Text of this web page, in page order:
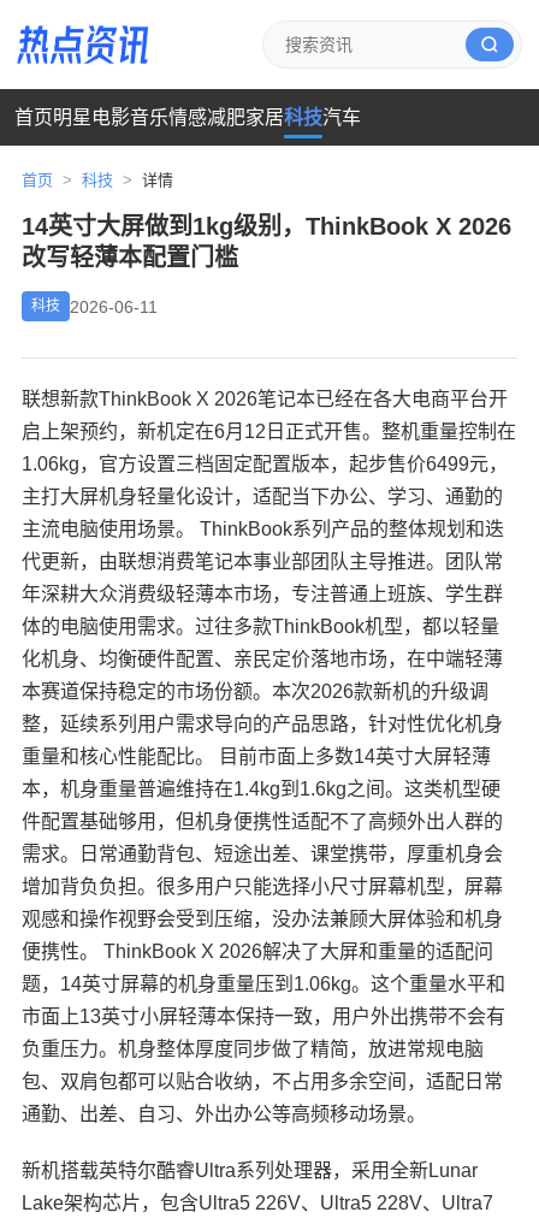
首页明星 电影音乐情感减肥家居科技汽车
首页 > 科技 > 详情
14英寸大屏做到1kg级别，ThinkBook X 2026
改写轻薄本配置门槛
科技 2026-06-11
联想新款ThinkBook X 2026笔记本已经在各大电商平台开
启上架预约，新机定在6月12日正式开售。整机重量控制在
1.06kg，官方设置三档固定配置版本，起步售价6499元，
主打大屏机身轻量化设计，适配当下办公、学习、通勤的
主流电脑使用场景。 ThinkBook系列产品的整体规划和迭
代更新，由联想消费笔记本事业部团队主导推进。团队常
年深耕大众消费级轻薄本市场，专注普通上班族、学生群
体的电脑使用需求。过往多款ThinkBook机型，都以轻量
化机身、均衡硬件配置、亲民定价落地市场，在中端轻薄
本赛道保持稳定的市场份额。本次2026款新机的升级调
整，延续系列用户需求导向的产品思路，针对性优化机身
重量和核心性能配比。 目前市面上多数14英寸大屏轻薄
本，机身重量普遍维持在1.4kg到1.6kg之间。这类机型硬
件配置基础够用，但机身便携性适配不了高频外出人群的
需求。日常通勤背包、短途出差、课堂携带，厚重机身会
增加背负负担。很多用户只能选择小尺寸屏幕机型，屏幕
观感和操作视野会受到压缩，没办法兼顾大屏体验和机身
便携性。 ThinkBook X 2026解决了大屏和重量的适配问
题，14英寸屏幕的机身重量压到1.06kg。这个重量水平和
市面上13英寸小屏轻薄本保持一致，用户外出携带不会有
负重压力。机身整体厚度同步做了精简，放进常规电脑
包、双肩包都可以贴合收纳，不占用多余空间，适配日常
通勤、出差、自习、外出办公等高频移动场景。
新机搭载英特尔酷睿Ultra系列处理器，采用全新Lunar
Lake架构芯片，包含Ultra5 226V、Ultra5 228V、Ultra7